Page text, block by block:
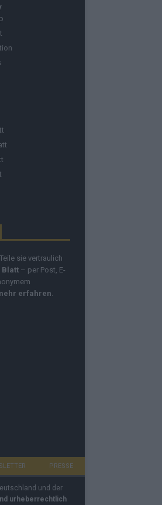
sie vertraulich
Blatt – per Post, E-
erfahren
PRESSE
und der
urheberrechtlich